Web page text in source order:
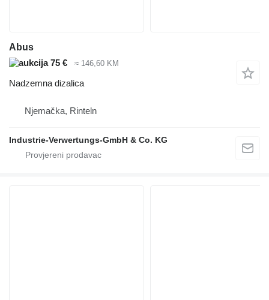
Abus
75 €
≈ 146,60 KM
Nadzemna dizalica
Njemačka, Rinteln
Industrie-Verwertungs-GmbH & Co. KG